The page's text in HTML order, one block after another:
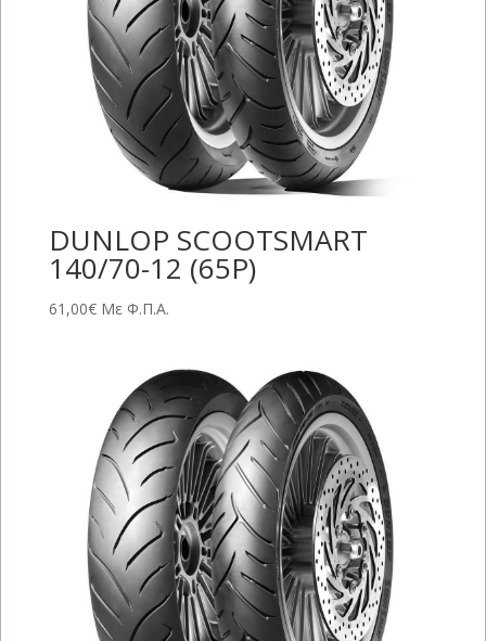
DUNLOP SCOOTSMART
140/70-12 (65P)
61,00€ Με Φ.Π.Α.